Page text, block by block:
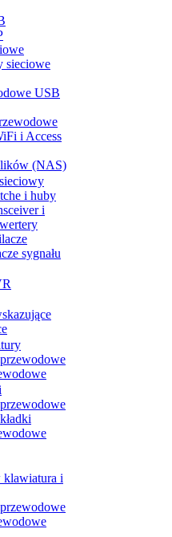
sieciowe
USB
i Access
(NAS)
i huby
i
sygnału
klawiatura i